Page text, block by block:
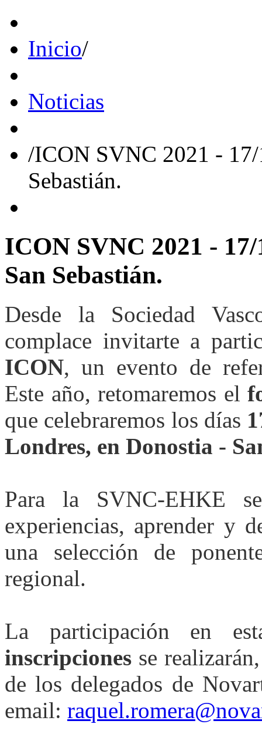
Inicio/
Noticias
/ICON SVNC 2021 -
Sebastián.
ICON SVNC 2021 -
San Sebastián.
Desde la Sociedad
complace invitarte a
ICON, un evento de
Este año, retomaremos el
que celebraremos los días
Londres, en Donostia -
Para la SVNC-EHKE
experiencias, aprender y
una selección de
regional.
La participación en
inscripciones se
de los delegados de
email: